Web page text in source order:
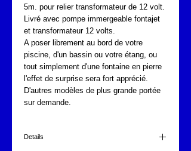
5m. pour relier transformateur de 12 volt.
Livré avec pompe immergeable fontajet
et transformateur 12 volts.
A poser librement au bord de votre
piscine, d'un bassin ou votre étang, ou
tout simplement d'une fontaine en pierre
l'effet de surprise sera fort apprécié.
D'autres modèles de plus grande portée
sur demande.
Details